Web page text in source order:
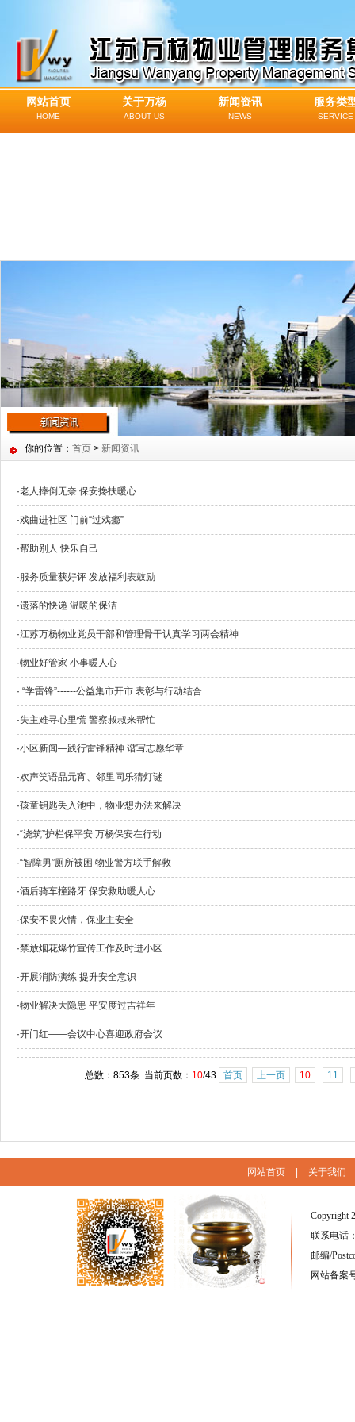
网站首页
HOME
关于万杨
ABOUT US
新闻资讯
NEWS
服务类
SERVICE
你的位置： 首页 > 新闻资讯
·老人摔倒无奈 保安搀扶暖心
·戏曲进社区 门前“过戏瘾”
·帮助别人 快乐自己
·服务质量获好评 发放福利表鼓励
·遗落的快递 温暖的保洁
·江苏万杨物业党员干部和管理骨干认真学习两会精神
·物业好管家 小事暖人心
· “学雷锋”------公益集市开市 表彰与行动结合
·失主难寻心里慌 警察叔叔来帮忙
·小区新闻—践行雷锋精神 谱写志愿华章
·欢声笑语品元宵、邻里同乐猜灯谜
·孩童钥匙丢入池中，物业想办法来解决
·“浇筑”护栏保平安 万杨保安在行动
·“智障男”厕所被困 物业警方联手解救
·酒后骑车撞路牙 保安救助暖人心
·保安不畏火情，保业主安全
·禁放烟花爆竹宣传工作及时进小区
·开展消防演练 提升安全意识
·物业解决大隐患 平安度过吉祥年
·开门红——会议中心喜迎政府会议
总数：853条 当前页数： 10/43 首页 上一页 10 11
网站首页 关于我们
Copyright
联系电话
邮编/
网站备案